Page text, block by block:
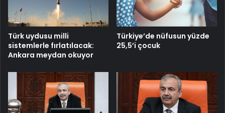
Türk uydusu milli
sistemlerle fırlatılacak:
Ankara meydan okuyor
Türkiye’de nüfusun yüzde
25,5’i çocuk